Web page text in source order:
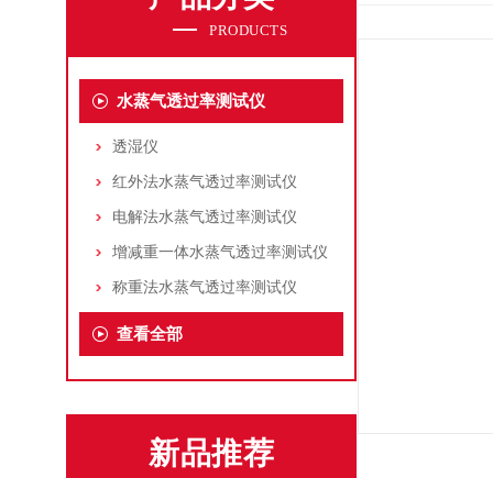
PRODUCTS
水蒸气透过率测试仪
透湿仪
红外法水蒸气透过率测试仪
电解法水蒸气透过率测试仪
增减重一体水蒸气透过率测试仪
称重法水蒸气透过率测试仪
查看全部
新品推荐